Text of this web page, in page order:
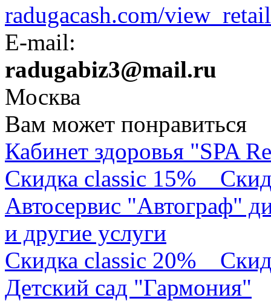
radugacash.com/
E-mail:
radugabiz3@mail.ru
Москва
Вам может понравиться
Кабинет здоровья "SPA
Скидка classic 15%
Автосервис "Автограф"
и другие услуги
Скидка classic 20%
Детский сад "Гармония"